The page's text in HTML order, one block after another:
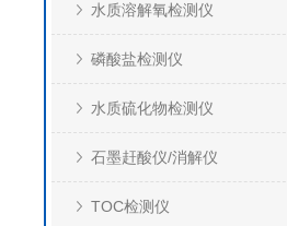
水质溶解氧检测仪
磷酸盐检测仪
水质硫化物检测仪
石墨赶酸仪/消解仪
TOC检测仪